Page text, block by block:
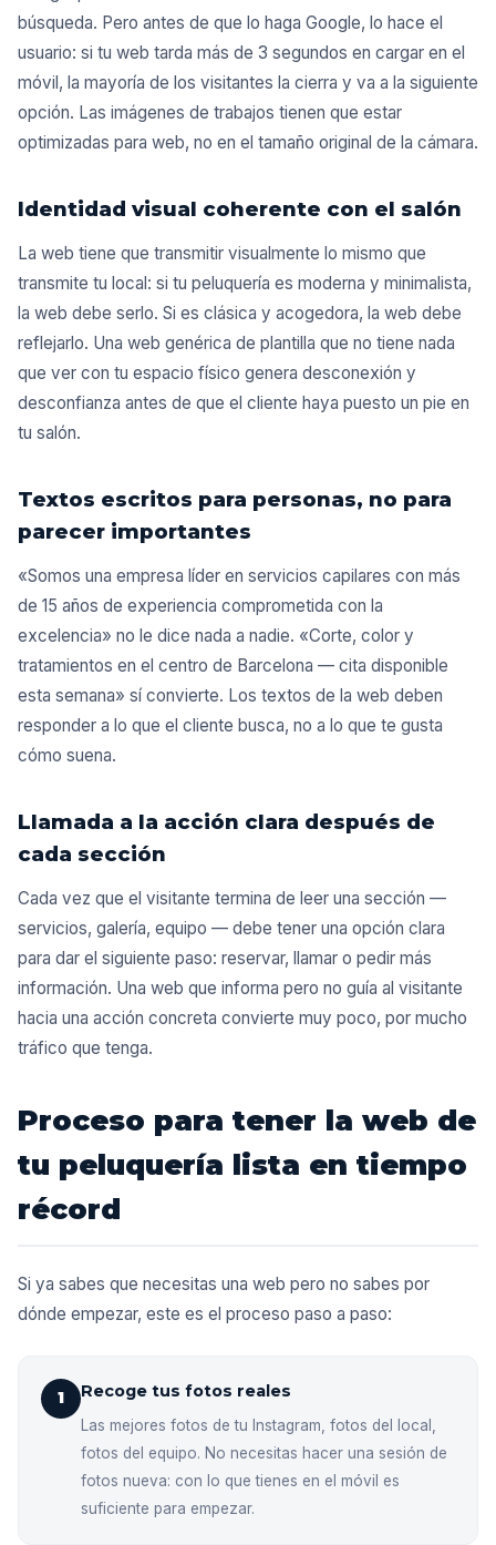
búsqueda. Pero antes de que lo haga Google, lo hace el
usuario: si tu web tarda más de 3 segundos en cargar en el
móvil, la mayoría de los visitantes la cierra y va a la siguiente
opción. Las imágenes de trabajos tienen que estar
optimizadas para web, no en el tamaño original de la cámara.
Identidad visual coherente con el salón
La web tiene que transmitir visualmente lo mismo que
transmite tu local: si tu peluquería es moderna y minimalista,
la web debe serlo. Si es clásica y acogedora, la web debe
reflejarlo. Una web genérica de plantilla que no tiene nada
que ver con tu espacio físico genera desconexión y
desconfianza antes de que el cliente haya puesto un pie en
tu salón.
Textos escritos para personas, no para
parecer importantes
«Somos una empresa líder en servicios capilares con más
de 15 años de experiencia comprometida con la
excelencia» no le dice nada a nadie. «Corte, color y
tratamientos en el centro de Barcelona — cita disponible
esta semana» sí convierte. Los textos de la web deben
responder a lo que el cliente busca, no a lo que te gusta
cómo suena.
Llamada a la acción clara después de
cada sección
Cada vez que el visitante termina de leer una sección —
servicios, galería, equipo — debe tener una opción clara
para dar el siguiente paso: reservar, llamar o pedir más
información. Una web que informa pero no guía al visitante
hacia una acción concreta convierte muy poco, por mucho
tráfico que tenga.
Proceso para tener la web de
tu peluquería lista en tiempo
récord
Si ya sabes que necesitas una web pero no sabes por
dónde empezar, este es el proceso paso a paso:
1 Recoge tus fotos reales
Las mejores fotos de tu Instagram, fotos del local,
fotos del equipo. No necesitas hacer una sesión de
fotos nueva: con lo que tienes en el móvil es
suficiente para empezar.